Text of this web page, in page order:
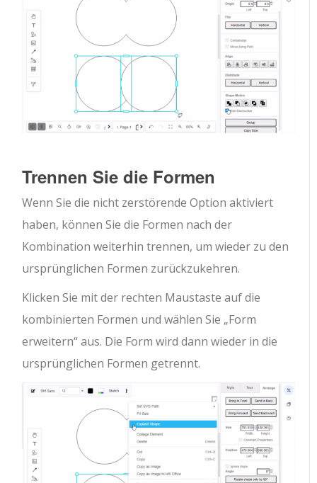
Trennen Sie die Formen
Wenn Sie die nicht zerstörende Option aktiviert
haben, können Sie die Formen nach der
Kombination weiterhin trennen, um wieder zu den
ursprünglichen Formen zurückzukehren.
Klicken Sie mit der rechten Maustaste auf die
kombinierten Formen und wählen Sie „Form
erweitern“ aus. Die Form wird dann wieder in die
ursprünglichen Formen getrennt.